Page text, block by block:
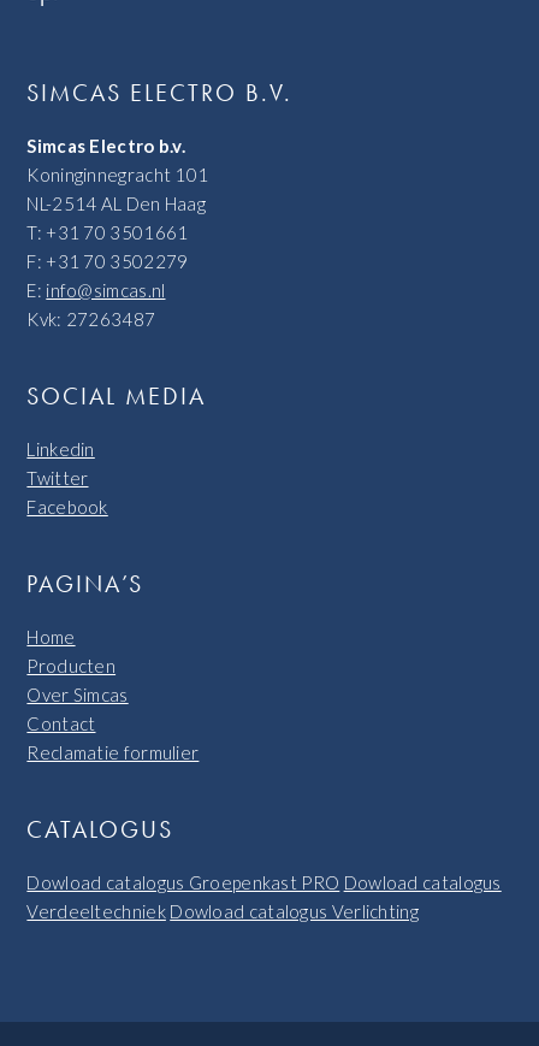
SIMCAS ELECTRO B.V.
Simcas Electro b.v.
Koninginnegracht 101
NL-2514 AL Den Haag
T: +31 70 3501661
F: +31 70 3502279
E: info@simcas.nl
Kvk: 27263487
SOCIAL MEDIA
Linkedin
Twitter
Facebook
PAGINA’S
Home
Producten
Over Simcas
Contact
Reclamatie formulier
CATALOGUS
Dowload catalogus Groepenkast PRO Dowload catalogus
Verdeeltechniek Dowload catalogus Verlichting